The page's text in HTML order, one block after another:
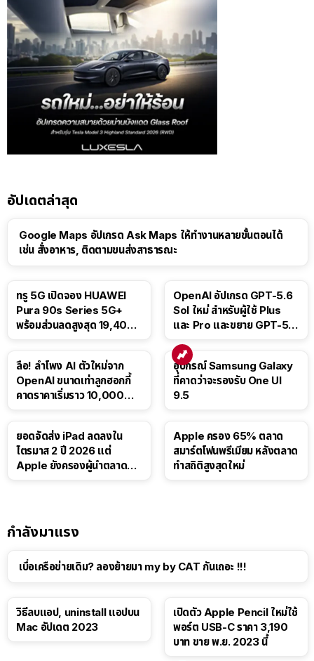
อัปเดตล่าสุด
Google Maps อัปเกรด Ask Maps ให้ทำงานหลายขั้นตอนได้
เช่น สั่งอาหาร, ติดตามขนส่งสาธารณะ
ทรู 5G เปิดจอง HUAWEI
Pura 90s Series 5G+
พร้อมส่วนลดสูงสุด 19,400
OpenAI อัปเกรด GPT-5.6
Sol ใหม่ สำหรับผู้ใช้ Plus
และ Pro และขยาย GPT-5.6
ลือ! ลำโพง AI ตัวใหม่จาก
OpenAI ขนาดเท่าลูกฮอกกี้
คาดราคาเริ่มราว 10,000
อุปกรณ์ Samsung Galaxy
ที่คาดว่าจะรองรับ One UI
9.5
ยอดจัดส่ง iPad ลดลงใน
ไตรมาส 2 ปี 2026 แต่
Apple ยังครองผู้นำตลาด
Apple ครอง 65% ตลาด
สมาร์ตโฟนพรีเมียม หลังตลาด
ทำสถิติสูงสุดใหม่
กำลังมาแรง
เบื่อเครือข่ายเดิม? ลองย้ายมา my by CAT กันเถอะ !!!
วิธีลบแอป, uninstall แอปบน
Mac อัปเดต 2023
เปิดตัว Apple Pencil ใหม่ใช้
พอร์ต USB-C ราคา 3,190
บาท ขาย พ.ย. 2023 นี้